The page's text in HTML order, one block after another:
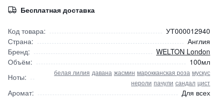
Бесплатная доставка
Код товара:
УТ000012940
Страна:
Англия
Бренд:
WELTON London
Объём:
100мл
Ноты:
белая лилия давана жасмин марокканская роза мускус
нероли пачули сандал цист
Аромат: Для всех